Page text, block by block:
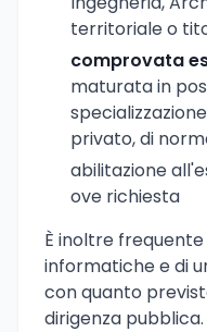
territoriale o
comprovata
maturata in
privato, di
abilitazione
ove richiesta
È inoltre
informatiche e di
con quanto
dirigenza pubblica.